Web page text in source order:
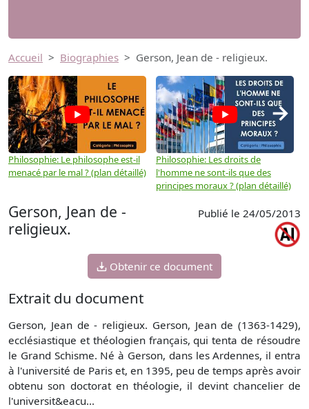
Accueil Biographies Gerson, Jean de - religieux.
Philosophie: Le philosophe est-il
menacé par le mal ? (plan détaillé)
Philosophie: Les droits de
l'homme ne sont-ils que des
principes moraux ? (plan détaillé)
→
Gerson, Jean de -
religieux.
Publié le 24/05/2013
Obtenir ce document
Extrait du document
Gerson, Jean de - religieux. Gerson, Jean de (1363-1429),
ecclésiastique et théologien français, qui tenta de résoudre
le Grand Schisme. Né à Gerson, dans les Ardennes, il entra
à l'université de Paris et, en 1395, peu de temps après avoir
obtenu son doctorat en théologie, il devint chancelier de
l'universit&eacu...